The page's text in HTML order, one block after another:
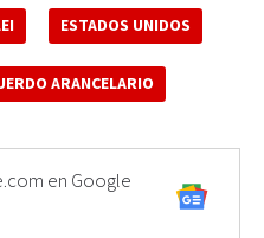
ESTADOS UNIDOS
ARANCELARIO
en Google